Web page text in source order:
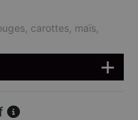
carottes, maïs,